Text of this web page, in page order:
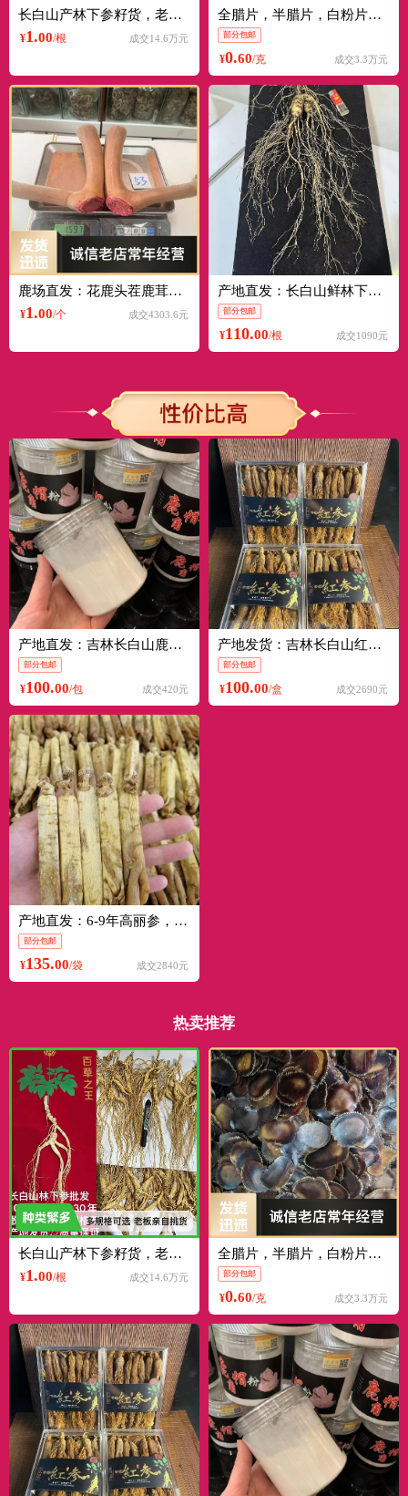
长白山产林下参籽货，老山参，15-30年，散称，整根，可礼盒
¥1.00/根 成交14.6万元
全腊片，半腊片，白粉片，红粉片，骨片，残片，梅花鹿整根优惠出
部分包邮
¥0.60/克 成交3.3万元
鹿场直发：花鹿头茬鹿茸，鲜鹿茸片，怪角，帝王套等鹿产品批发
¥1.00/个 成交4303.6元
产地直发：长白山鲜林下参，籽货年份高，参形漂亮，营养价值高！
部分包邮
¥110.00/根 成交1090元
产地直发：吉林长白山鹿托盘粉，鹿角帽粉
部分包邮
¥100.00/包 成交420元
产地发货：吉林长白山红参，无糖红参，边条参，足干参
部分包邮
¥100.00/盒 成交2690元
产地直发：6-9年高丽参，黄马褂，老手艺加工，无糖！
部分包邮
¥135.00/袋 成交2840元
热卖推荐
长白山产林下参籽货，老山参，15-30年，散称，整根，可礼盒
¥1.00/根 成交14.6万元
全腊片，半腊片，白粉片，红粉片，骨片，残片，梅花鹿整根优惠出
部分包邮
¥0.60/克 成交3.3万元